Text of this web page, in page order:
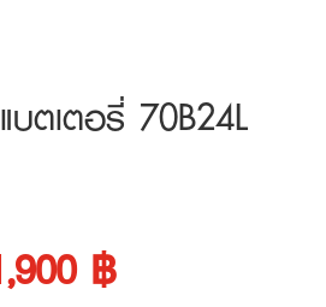
บตเตอรี่ 70B24L
฿Current